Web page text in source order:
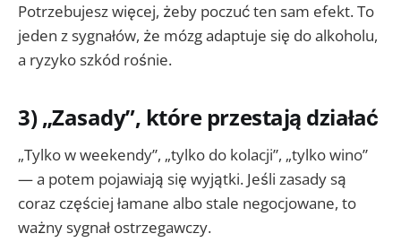
Potrzebujesz więcej, żeby poczuć ten sam efekt. To
jeden z sygnałów, że mózg adaptuje się do alkoholu,
a ryzyko szkód rośnie.
3) „Zasady”, które przestają działać
„Tylko w weekendy”, „tylko do kolacji”, „tylko wino”
— a potem pojawiają się wyjątki. Jeśli zasady są
coraz częściej łamane albo stale negocjowane, to
ważny sygnał ostrzegawczy.